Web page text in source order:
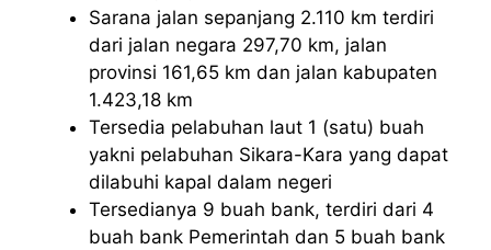
Sarana jalan sepanjang 2.110 km terdiri
dari jalan negara 297,70 km, jalan
provinsi 161,65 km dan jalan kabupaten
1.423,18 km
Tersedia pelabuhan laut 1 (satu) buah
yakni pelabuhan Sikara-Kara yang dapat
dilabuhi kapal dalam negeri
Tersedianya 9 buah bank, terdiri dari 4
buah bank Pemerintah dan 5 buah bank